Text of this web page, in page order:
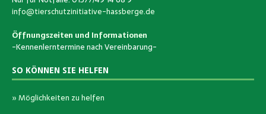
info@tierschutzinitiative-hassberge.de
Öffnungszeiten und Informationen
-Kennenlerntermine nach Vereinbarung-
SO KÖNNEN SIE HELFEN
» Möglichkeiten zu helfen